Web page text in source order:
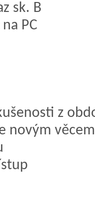
sk. B
PC
z
novým věcem